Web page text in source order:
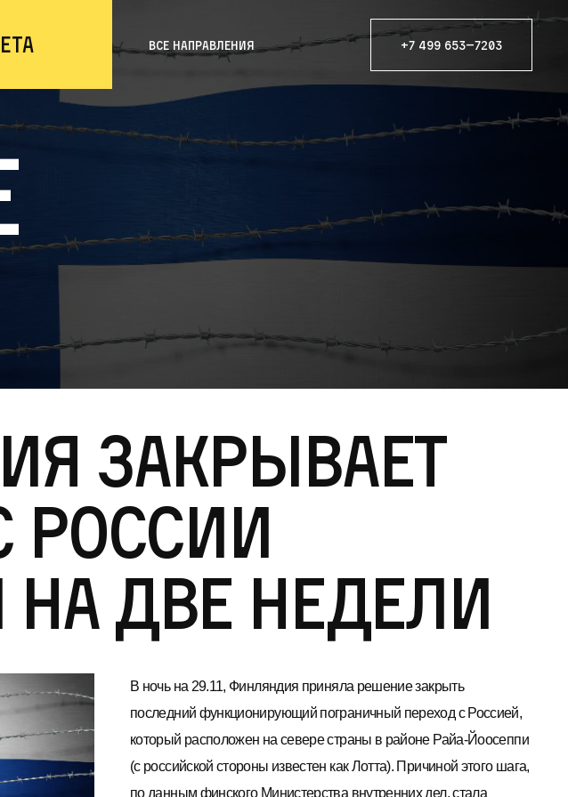
Все направления +7 499 653—7203
закрывает
России
две недели
В ночь на 29.11, Финляндия приняла решение закрыть
последний функционирующий пограничный переход с Россией,
который расположен на севере страны в районе Райа-Йоосеппи
(с российской стороны известен как Лотта). Причиной этого шага,
по данным финского Министерства внутренних дел, стала